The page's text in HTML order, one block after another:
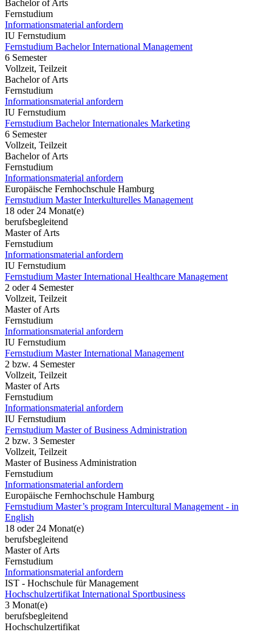
Bachelor of Arts
Fernstudium
Informationsmaterial anfordern
IU Fernstudium
Fernstudium Bachelor International Management
6 Semester
Vollzeit, Teilzeit
Bachelor of Arts
Fernstudium
Informationsmaterial anfordern
IU Fernstudium
Fernstudium Bachelor Internationales Marketing
6 Semester
Vollzeit, Teilzeit
Bachelor of Arts
Fernstudium
Informationsmaterial anfordern
Europäische Fernhochschule Hamburg
Fernstudium Master Interkulturelles Management
18 oder 24 Monat(e)
berufsbegleitend
Master of Arts
Fernstudium
Informationsmaterial anfordern
IU Fernstudium
Fernstudium Master International Healthcare Management
2 oder 4 Semester
Vollzeit, Teilzeit
Master of Arts
Fernstudium
Informationsmaterial anfordern
IU Fernstudium
Fernstudium Master International Management
2 bzw. 4 Semester
Vollzeit, Teilzeit
Master of Arts
Fernstudium
Informationsmaterial anfordern
IU Fernstudium
Fernstudium Master of Business Administration
2 bzw. 3 Semester
Vollzeit, Teilzeit
Master of Business Administration
Fernstudium
Informationsmaterial anfordern
Europäische Fernhochschule Hamburg
Fernstudium Master’s program Intercultural Management - in
English
18 oder 24 Monat(e)
berufsbegleitend
Master of Arts
Fernstudium
Informationsmaterial anfordern
IST - Hochschule für Management
Hochschulzertifikat International Sportbusiness
3 Monat(e)
berufsbegleitend
Hochschulzertifikat